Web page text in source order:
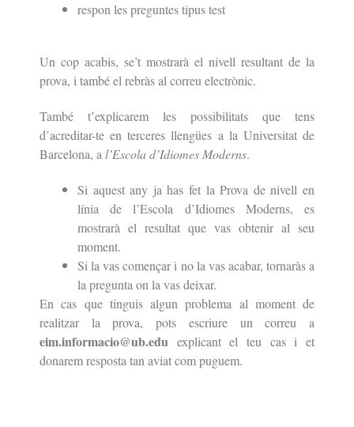
respon les preguntes tipus test
Un cop acabis, se’t mostrarà el nivell resultant de la
prova, i també el rebràs al correu electrònic.
També t’explicarem les possibilitats que tens
d’acreditar-te en terceres llengües a la Universitat de
Barcelona, al’Escola d’Idiomes Moderns.
Si aquest any ja has fet la Prova de nivell en
línia de l’Escola d’Idiomes Moderns, es
mostrarà el resultat que vas obtenir al seu
moment.
Si la vas començar i no la vas acabar, tornaràs a
la pregunta on la vas deixar.
En cas que tinguis algun problema al moment de
realitzar la prova, pots escriure un correu a
eim.informacio@ub.edu explicant el teu cas i et
donarem resposta tan aviat com puguem.